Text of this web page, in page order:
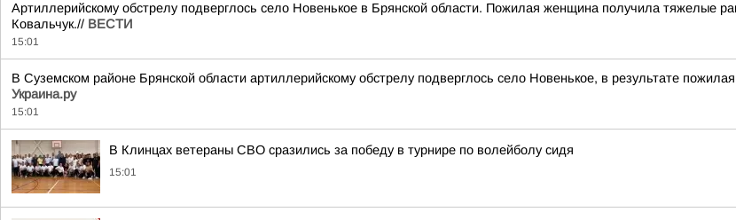
Артиллерийскому обстрелу подверглось село Новенькое в Брянской области. Пожилая женщина получила тяжелые
Ковальчук.// ВЕСТИ
15:01
В Суземском районе Брянской области артиллерийскому обстрелу подверглось село Новенькое, в результате
Украина.ру
15:01
В Клинцах ветераны СВО сразились за победу в турнире по волейболу сидя
15:01